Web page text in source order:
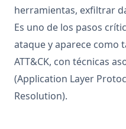
herramientas, exfiltrar
Es uno de los pasos
ataque y aparece como
ATT&CK, con técnicas
(Application Layer
Resolution).